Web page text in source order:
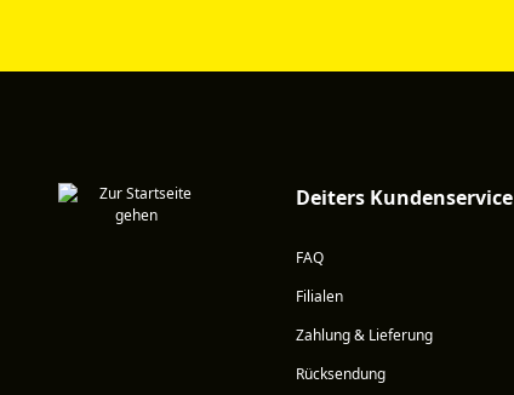
Deiters Kundenservice
FAQ
Filialen
Zahlung & Lieferung
Rücksendung